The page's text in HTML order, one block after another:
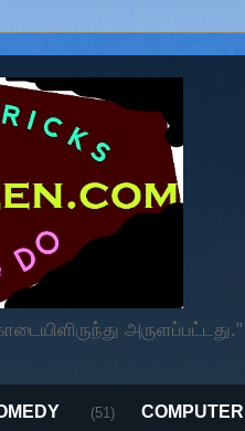
அருளப்பட்டது."
(51) COMPUTER